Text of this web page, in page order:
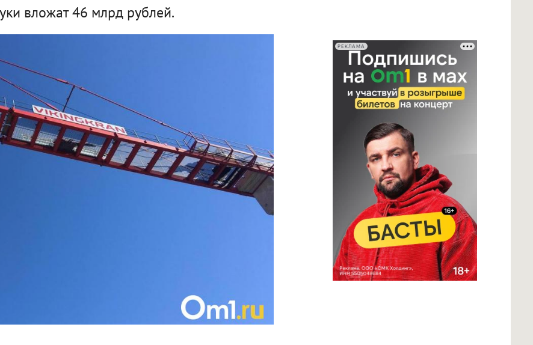
вложат 46 млрд рублей.
РЕКЛАМА